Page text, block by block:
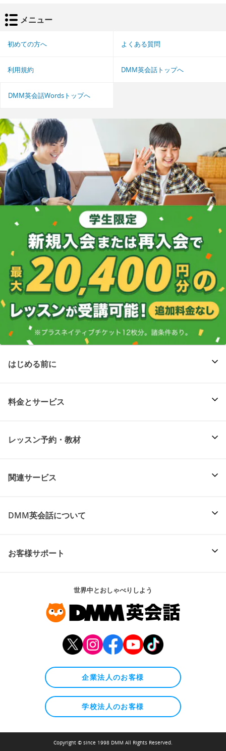
メニュー
初めての方へ よくある質問
利用規約 DMM英会話トップへ
DMM英会話Wordsトップへ
はじめる前に
料金とサービス
レッスン予約・教材
関連サービス
DMM英会話について
お客様サポート
世界中とおしゃべりしよう
企業法人のお客様
学校法人のお客様
Copyright © since 1998 DMM All Rights Reserved.